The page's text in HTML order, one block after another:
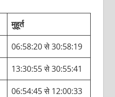
मुहूर्त
06:58:20 से 30:58:19
13:30:55 से 30:55:41
06:54:45 से 12:00:33